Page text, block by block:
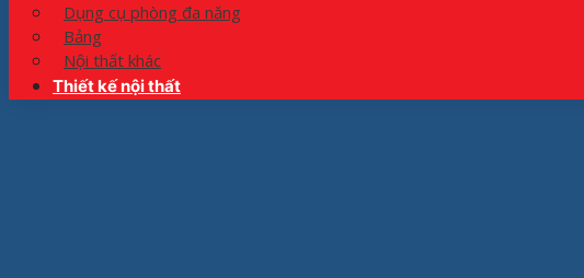
Dụng cụ phòng đa năng
Bảng
Nội thất khác
Thiết kế nội thất